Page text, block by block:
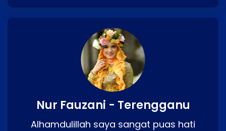
Nur Fauzani - Terengganu
Alhamdulillah saya sangat puas hati